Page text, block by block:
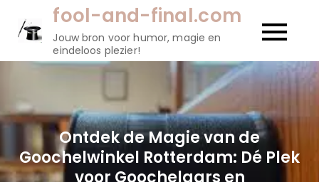
fool-and-final.com
Jouw bron voor humor, magie en
eindeloos plezier!
Ontdek de Magie van de
Goochelwinkel Rotterdam: Dé Plek
voor Goochelaars en